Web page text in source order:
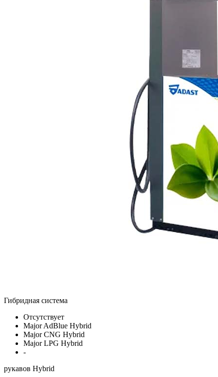
Гибридная система
Отсутствует
Major AdBlue Hybrid
Major CNG Hybrid
Major LPG Hybrid
-
рукавов Hybrid